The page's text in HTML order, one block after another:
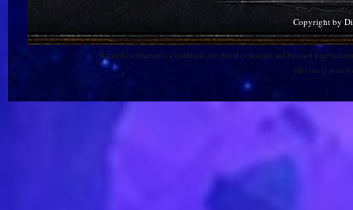
Copyright by
Warlords of Draenor is a trademark, and World of Warcraft and Blizzard
This site is in no